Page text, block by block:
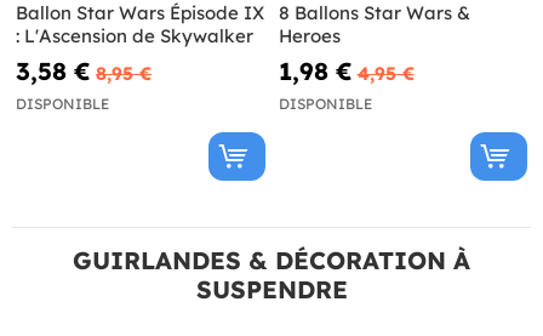
Ballon Star Wars Épisode IX
: L'Ascension de Skywalker
3,58 € 8,95 €
DISPONIBLE
8 Ballons Star Wars &
Heroes
1,98 € 4,95 €
DISPONIBLE
GUIRLANDES & DÉCORATION À
SUSPENDRE